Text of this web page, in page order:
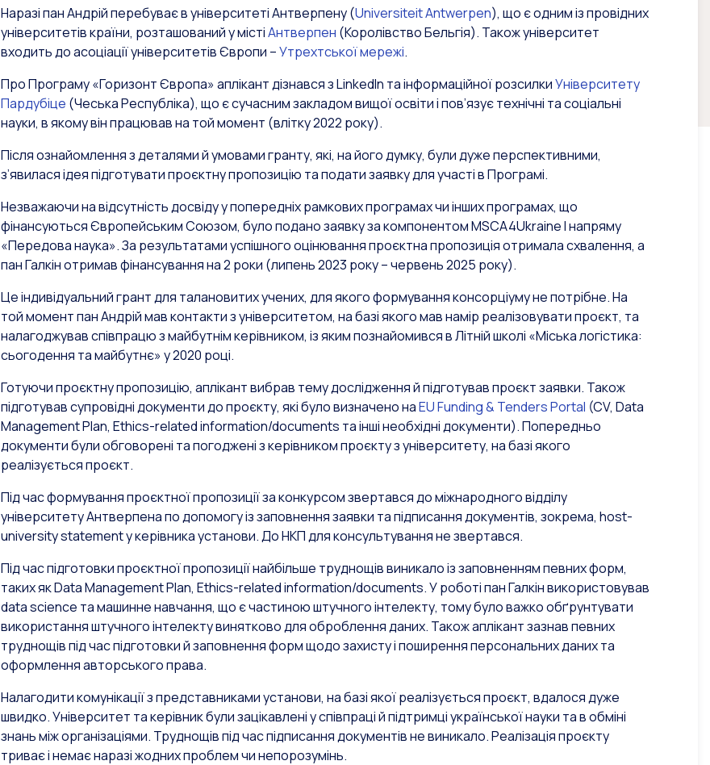
Наразі пан Андрій перебуває в університеті Антверпену (Universiteit Antwerpen), що є одним із провідних
університетів країни, розташований у містіАнтверпен (Королівство Бельгія). Також університет
входить до асоціації університетів Європи –Утрехтської мережі.
Про Програму «Горизонт Європа» аплікант дізнався з LinkedIn та інформаційної розсилкиУніверситету
Пардубіце (Чеська Республіка), що є сучасним закладом вищої освіти і пов’язує технічні та соціальні
науки, в якому він працював на той момент (влітку 2022 року).
Після ознайомлення з деталями й умовами гранту, які, на його думку, були дуже перспективними,
з’явилася ідея підготувати проєктну пропозицію та подати заявку для участі в Програмі.
Незважаючи на відсутність досвіду у попередніх рамкових програмах чи інших програмах, що
фінансуються Європейським Союзом, було подано заявку за компонентом MSCA4Ukraine І напряму
«Передова наука». За результатами успішного оцінювання проєктна пропозиція отримала схвалення, а
пан Галкін отримав фінансування на 2 роки (липень 2023 року – червень 2025 року).
Це індивідуальний грант для талановитих учених, для якого формування консорціуму не потрібне. На
той момент пан Андрій мав контакти з університетом, на базі якого мав намір реалізовувати проєкт, та
налагоджував співпрацю з майбутнім керівником, із яким познайомився в Літній школі «Міська логістика:
сьогодення та майбутнє» у 2020 році.
Готуючи проєктну пропозицію, аплікант вибрав тему дослідження й підготував проєкт заявки. Також
підготував супровідні документи до проєкту, які було визначено наEU Funding & Tenders Portal (CV, Data
Management Plan, Ethics-related information/documents та інші необхідні документи). Попередньо
документи були обговорені та погоджені з керівником проєкту з університету, на базі якого
реалізується проєкт.
Під час формування проєктної пропозиції за конкурсом звертався до міжнародного відділу
університету Антверпена по допомогу із заповнення заявки та підписання документів, зокрема, host-
university statement у керівника установи. До НКП для консультування не звертався.
Під час підготовки проєктної пропозиції найбільше труднощів виникало із заповненням певних форм,
таких як Data Management Plan, Ethics-related information/documents. У роботі пан Галкін використовував
data science та машинне навчання, що є частиною штучного інтелекту, тому було важко обґрунтувати
використання штучного інтелекту винятково для оброблення даних. Також аплікант зазнав певних
труднощів під час підготовки й заповнення форм щодо захисту і поширення персональних даних та
оформлення авторського права.
Налагодити комунікації з представниками установи, на базі якої реалізується проєкт, вдалося дуже
швидко. Університет та керівник були зацікавлені у співпраці й підтримці української науки та в обміні
знань між організаціями. Труднощів під час підписання документів не виникало. Реалізація проєкту
триває і немає наразі жодних проблем чи непорозумінь.